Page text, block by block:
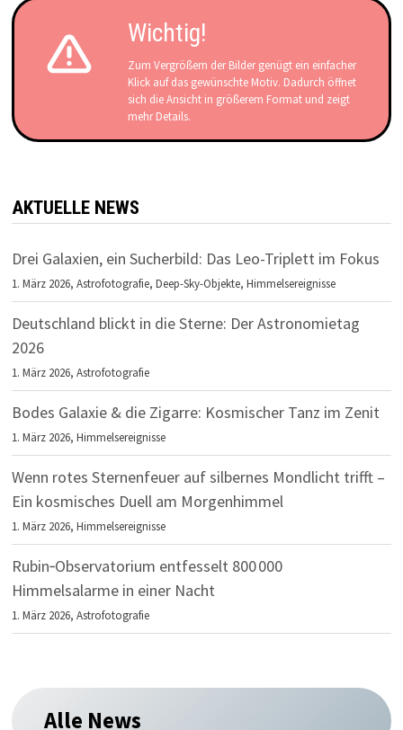
Wichtig!
Zum Vergrößern der Bilder genügt ein einfacher
Klick auf das gewünschte Motiv. Dadurch öffnet
sich die Ansicht in größerem Format und zeigt
mehr Details.
AKTUELLE NEWS
Drei Galaxien, ein Sucherbild: Das Leo-Triplett im Fokus
1. März 2026,Astrofotografie,Deep-Sky-Objekte,Himmelsereignisse
Deutschland blickt in die Sterne: Der Astronomietag
2026
1. März 2026,Astrofotografie
Bodes Galaxie & die Zigarre: Kosmischer Tanz im Zenit
1. März 2026,Himmelsereignisse
Wenn rotes Sternenfeuer auf silbernes Mondlicht trifft –
Ein kosmisches Duell am Morgenhimmel
1. März 2026,Himmelsereignisse
Rubin‑Observatorium entfesselt 800 000
Himmelsalarme in einer Nacht
1. März 2026,Astrofotografie
Alle News